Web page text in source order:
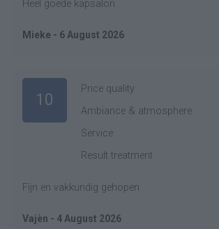
Heel goede kapsalon
Mieke - 6 August 2026
10
Price quality
Ambiance & atmosphere
Service
Result treatment
Fijn en vakkundig gehopen
Vajèn - 4 August 2026